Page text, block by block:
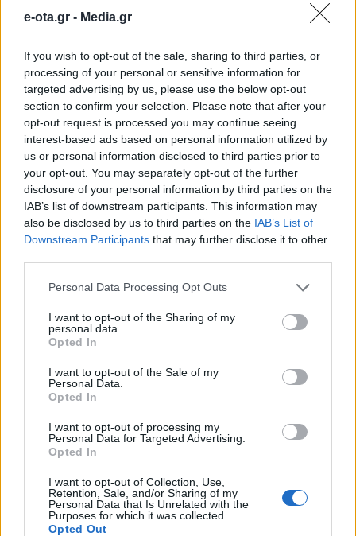
e-ota.gr - Media.gr
If you wish to opt-out of the sale, sharing to third parties, or
processing of your personal or sensitive information for
targeted advertising by us, please use the below opt-out
section to confirm your selection. Please note that after your
opt-out request is processed you may continue seeing
interest-based ads based on personal information utilized by
us or personal information disclosed to third parties prior to
your opt-out. You may separately opt-out of the further
disclosure of your personal information by third parties on the
IAB’s list of downstream participants. This information may
also be disclosed by us to third parties on the IAB’s List of
Downstream Participants that may further disclose it to other
Personal Data Processing Opt Outs
I want to opt-out of the Sharing of my
personal data.
Opted In
I want to opt-out of the Sale of my
Personal Data.
Opted In
I want to opt-out of processing my
Personal Data for Targeted Advertising.
Opted In
I want to opt-out of Collection, Use,
Retention, Sale, and/or Sharing of my
Personal Data that Is Unrelated with the
Purposes for which it was collected.
Opted Out
Σβόλης κατά δημοτικής αρχής: «Η
Πάτρα αξίζει λύσεις και όχι
προπαγάνδα»
Επίθεση στη δημοτική αρχή του Δήμου Πατρέων
εξαπέλυσε, μέσω ανάρτησής του, ο επικεφαλής της
δημοτικής παράταξης «Πάτρα Ενωμένη» Κωνσταντίνος
Σβόλης, κάνοντας λόγο για «αλαζονεία», «υπεροψία»
και πολιτική υποκρισία από την πλευρά της διοίκησης
ιδιαίτερα αιχμηρή γλώσσα, αναφέρει πως «στην
ανικανότητα, στην εργαλειοποίηση που στοχεύει στο
10.05.2026 - 11.51